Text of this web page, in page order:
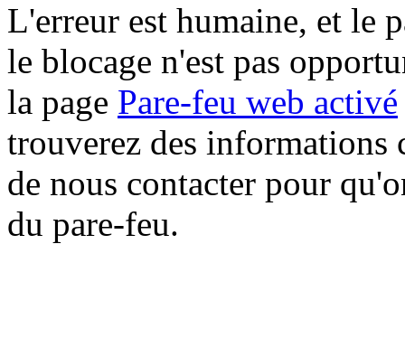
L'erreur est humaine, et le
le blocage n'est pas
la page Pare-feu web activé
trouverez des informations
de nous contacter pour
du pare-feu.